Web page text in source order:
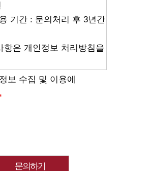
기간 : 문의처리 후 3년간
은 개인정보 처리방침을
보 수집 및 이용에